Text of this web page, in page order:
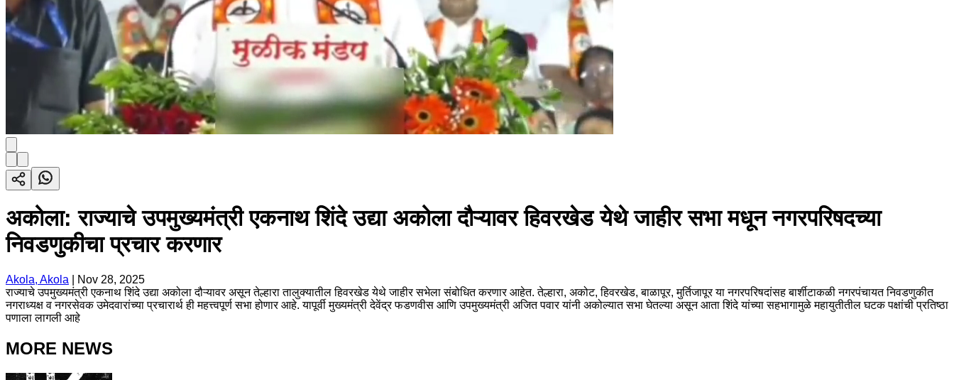
अकोला: राज्याचे उपमुख्यमंत्री एकनाथ शिंदे उद्या अकोला दौऱ्यावर हिवरखेड येथे जाहीर सभा मधून नगरपरिषदच्या
निवडणुकीचा प्रचार करणार
Akola, Akola
Nov 28, 2025
राज्याचे उपमुख्यमंत्री एकनाथ शिंदे उद्या अकोला दौऱ्यावर असून तेल्हारा तालुक्यातील हिवरखेड येथे जाहीर सभेला संबोधित करणार आहेत. तेल्हारा, अकोट, हिवरखेड, बाळापूर, मुर्तिजापूर या नगरपरिषदांसह बार्शीटाकळी नगरपंचायत निवडणुकीत
नगराध्यक्ष व नगरसेवक उमेदवारांच्या प्रचारार्थ ही महत्त्वपूर्ण सभा होणार आहे. यापूर्वी मुख्यमंत्री देवेंद्र फडणवीस आणि उपमुख्यमंत्री अजित पवार यांनी अकोल्यात सभा घेतल्या असून आता शिंदे यांच्या सहभागामुळे महायुतीतील घटक पक्षांची प्रतिष्ठा
पणाला लागली आहे
MORE NEWS